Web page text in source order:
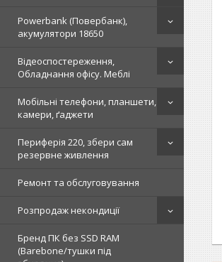
Powerbank (Повербанк),
акумулятори 18650
Відеоспостереження,
Обладнання офісу. Меблі
Мобільні телефони, планшети,
камери, ґаджети
Периферія 220, збери сам
резервне живлення
Ремонт та обслуговування
Розпродаж некондиції
Бренд ПК без SSD RAM
(Barebone/тушки під